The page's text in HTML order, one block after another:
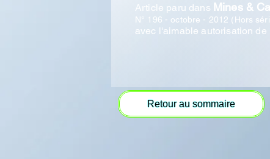
Article paru dans Mines &
N° 196 - octobre - 2012 (Hors
avec l'aimable autorisation de
Retour au sommaire